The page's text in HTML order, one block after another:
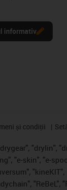
informativ
și condiții
"drylin",
"e-skin", "e-
"kineKIT",
"ReBeL",